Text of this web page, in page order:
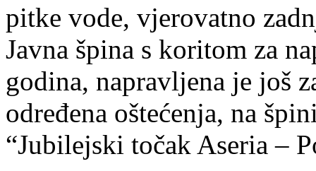
pitke vode, vjerovatno
Javna špina s koritom za
godina, napravljena je još
određena oštećenja, na
“Jubilejski točak Aseria –